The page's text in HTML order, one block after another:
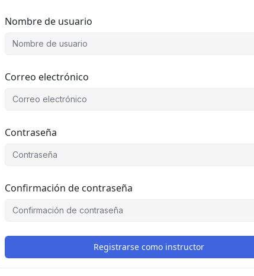
Nombre de usuario
Correo electrónico
Contraseña
Confirmación de contraseña
Registrarse como instructor